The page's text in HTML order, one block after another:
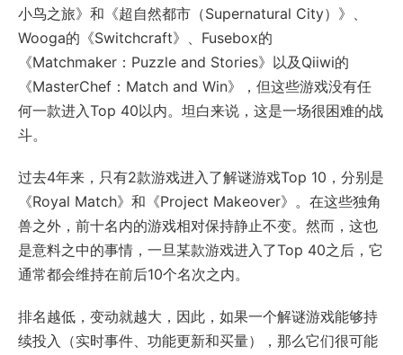
小鸟之旅》和《超自然都市（Supernatural City）》、
Wooga的《Switchcraft》、Fusebox的
《Matchmaker：Puzzle and Stories》以及Qiiwi的
《MasterChef：Match and Win》，但这些游戏没有任
何一款进入Top 40以内。坦白来说，这是一场很困难的战
斗。
过去4年来，只有2款游戏进入了解谜游戏Top 10，分别是
《Royal Match》和《Project Makeover》。在这些独角
兽之外，前十名内的游戏相对保持静止不变。然而，这也
是意料之中的事情，一旦某款游戏进入了Top 40之后，它
通常都会维持在前后10个名次之内。
排名越低，变动就越大，因此，如果一个解谜游戏能够持
续投入（实时事件、功能更新和买量），那么它们很可能